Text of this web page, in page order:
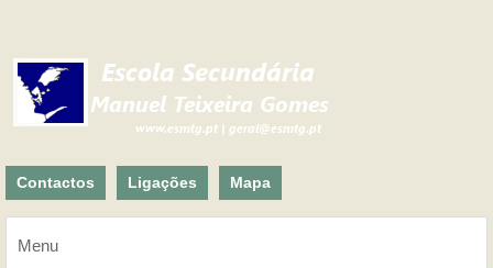
Contactos Ligações Mapa
Menu